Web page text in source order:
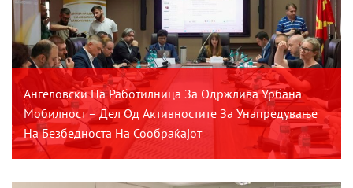
Ангеловски На Работилница За Одржлива Урбана
Мобилност – Дел Од Активностите За Унапредување
На Безбедноста На Сообраќајот